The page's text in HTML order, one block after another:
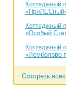
Коттеджный
Коттеджный
«Особый
Коттеджный
«Лемболово
Смотреть всех